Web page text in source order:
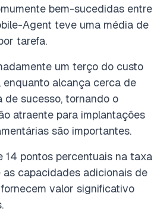
bem-sucedidas entre
Agent teve uma média de
tarefa.
um terço do custo
enquanto alcança cerca de
sucesso, tornando o
atraente para implantações
são importantes.
14 pontos percentuais na taxa
capacidades adicionais de
valor significativo